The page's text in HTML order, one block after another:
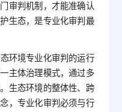
审判机制，才能准确认
生态，是专业化审判最
环境专业化审判的运行
主体治理模式，通过多
生态环境的整体性、跨
，专业化审判必须与行